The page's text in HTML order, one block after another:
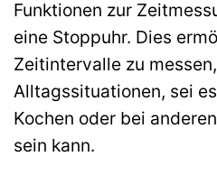
Funktionen zur
eine Stoppuhr. Dies
Zeitintervalle zu
Alltagssituationen, sei
Kochen oder bei
sein kann.